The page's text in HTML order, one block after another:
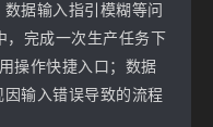
据输入指引模糊等问
，完成一次生产任务下
操作快捷入口；数据
输入错误导致的流程